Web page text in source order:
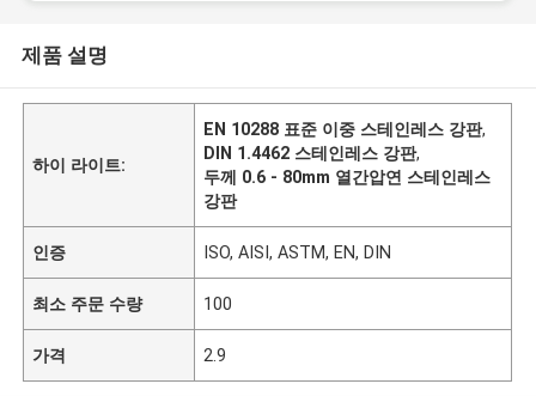
제품 설명
하이 라이트:
EN 10288 표준 이중 스테인레스 강판,
DIN 1.4462 스테인레스 강판,
두께 0.6 - 80mm 열간압연 스테인레스
강판
인증 ISO, AISI, ASTM, EN, DIN
최소 주문 수량 100
가격 2.9